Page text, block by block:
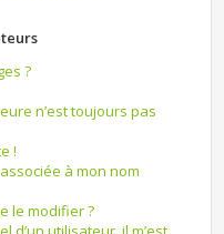
?
n’est toujours pas
!
à mon nom
le modifier ?